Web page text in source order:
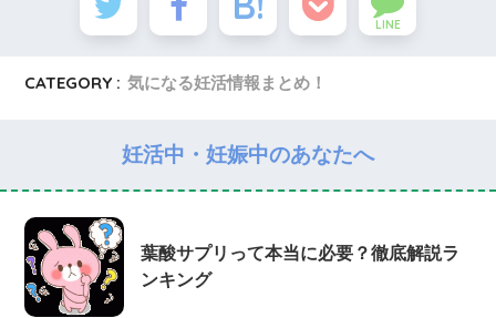
LINE
CATEGORY : 気になる妊活情報まとめ！
妊活中・妊娠中のあなたへ
葉酸サプリって本当に必要？徹底解説ラ
ンキング